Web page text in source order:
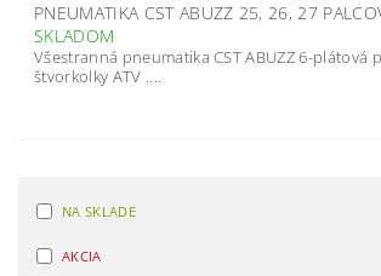
PNEUMATIKA CST ABUZZ 25, 26, 27
SKLADOM
Všestranná pneumatika CST ABUZZ 6-plátová
štvorkolky ATV ....
NA SKLADE
AKCIA